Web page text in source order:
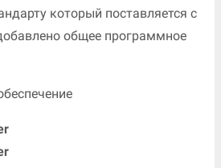
который поставляется с
общее программное